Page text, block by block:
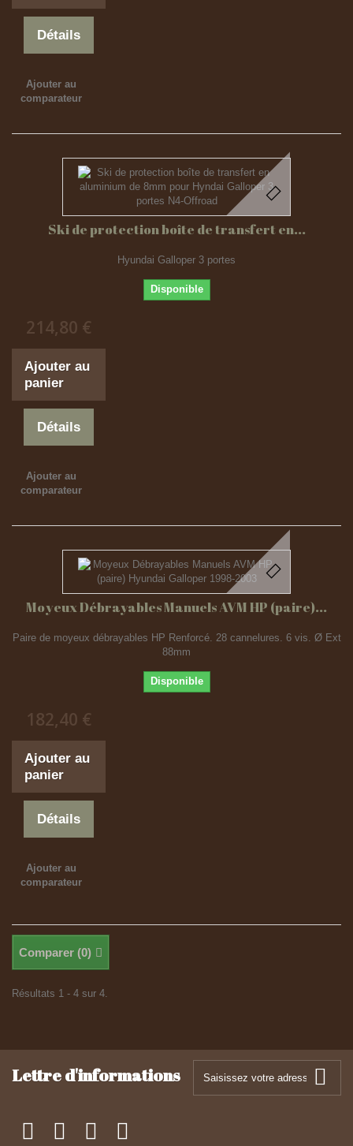
Détails
Ajouter au
comparateur
Ski de protection boîte de transfert en...
Hyundai Galloper 3 portes
Disponible
214,80 €
Ajouter au
panier
Détails
Ajouter au
comparateur
Moyeux Débrayables Manuels AVM HP (paire)...
Paire de moyeux débrayables HP Renforcé. 28 cannelures. 6 vis. Ø Ext
88mm
Disponible
182,40 €
Ajouter au
panier
Détails
Ajouter au
comparateur
Comparer (0)
Résultats 1 - 4 sur 4.
Lettre d'informations